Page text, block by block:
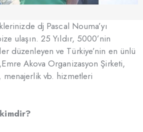
dj Pascal Nouma’yı
ulaşın. 25 Yıldır, 5000’nin
düzenleyen ve Türkiye’nin en ünlü
Akova Organizasyon Şirketi,
vb. hizmetleri